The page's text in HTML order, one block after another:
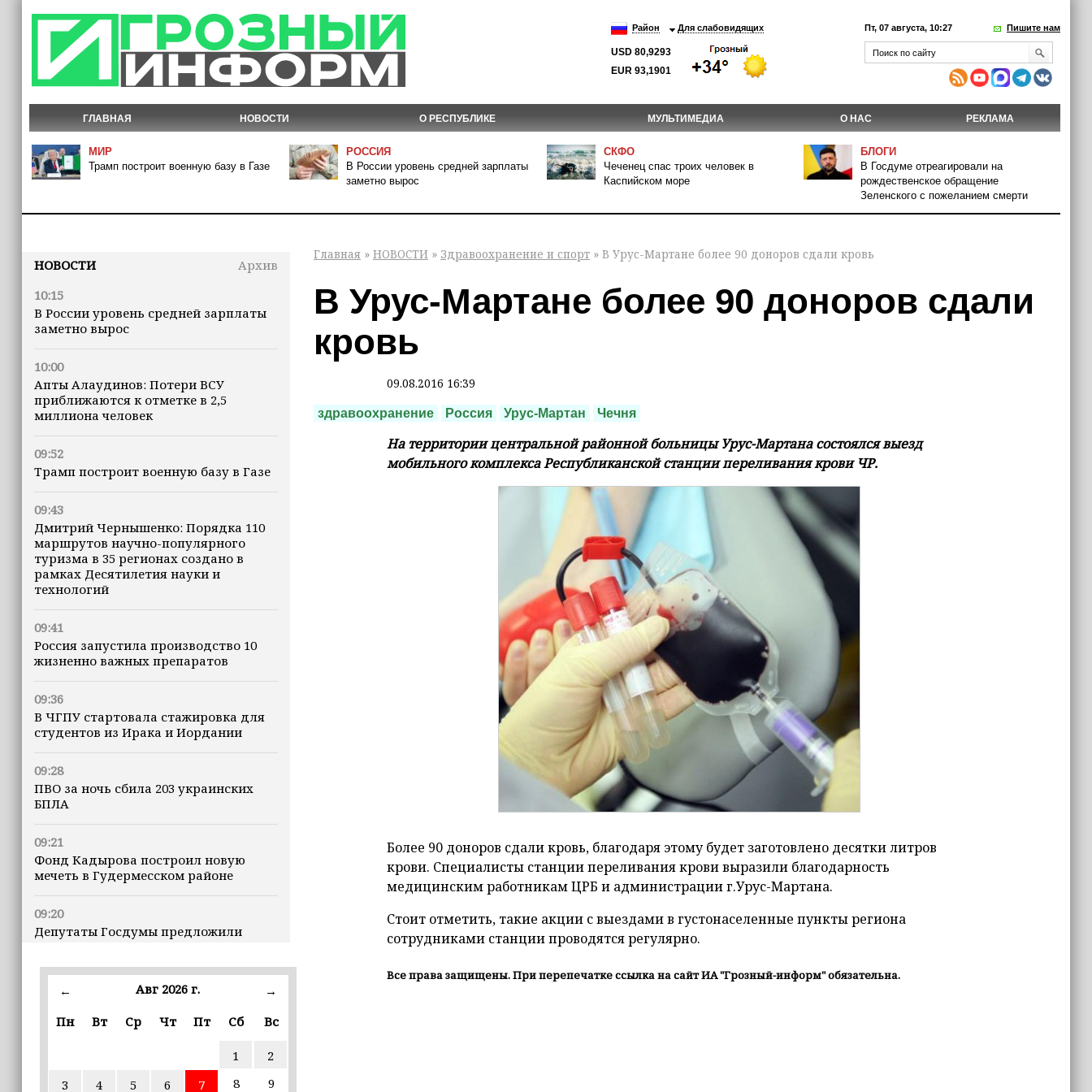
Район Для слабовидящих
USD 80,9293
EUR 93,1901
Пт, 07 августа, 10:27 Пишите нам
ГЛАВНАЯ НОВОСТИ О РЕСПУБЛИКЕ МУЛЬТИМЕДИА О НАС РЕКЛАМА
МИР
Трамп построит военную базу в Газе
РОССИЯ
В России уровень средней зарплаты
заметно вырос
СКФО
Чеченец спас троих человек в
Каспийском море
БЛОГИ
В Госдуме отреагировали на
рождественское обращение
Зеленского с пожеланием смерти
НОВОСТИ
Архив
10:15
В России уровень средней зарплаты
заметно вырос
10:00
Апты Алаудинов: Потери ВСУ
приближаются к отметке в 2,5
миллиона человек
09:52
Трамп построит военную базу в Газе
09:43
Дмитрий Чернышенко: Порядка 110
маршрутов научно-популярного
туризма в 35 регионах создано в
рамках Десятилетия науки и
технологий
09:41
Россия запустила производство 10
жизненно важных препаратов
09:36
В ЧГПУ стартовала стажировка для
студентов из Ирака и Иордании
09:28
ПВО за ночь сбила 203 украинских
БПЛА
09:21
Фонд Кадырова построил новую
мечеть в Гудермесском районе
09:20
Депутаты Госдумы предложили
Хас-Магомед Кадыров и Хож-Бауди
Дааев проверили ход капитального
19:18
← Авг 2026 г.
→
Пн
Вт Ср Чт Пт Сб Вс
1
2
3
4 5 6 7 8
9
Главная » НОВОСТИ » Здравоохранение и спорт » В Урус-Мартане более 90 доноров сдали кровь
В Урус-Мартане более 90 доноров сдали
кровь
09.08.2016 16:39
здравоохранение Россия Урус-Мартан Чечня
На территории центральной районной больницы Урус-Мартана состоялся выезд
мобильного комплекса Республиканской станции переливания крови ЧР.
Более 90 доноров сдали кровь, благодаря этому будет заготовлено десятки литров
крови. Специалисты станции переливания крови выразили благодарность
медицинским работникам ЦРБ и администрации г.Урус-Мартана.
Стоит отметить, такие акции с выездами в густонаселенные пункты региона
сотрудниками станции проводятся регулярно.
Все права защищены. При перепечатке ссылка на сайт ИА "Грозный-информ" обязательна.